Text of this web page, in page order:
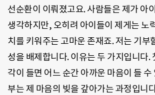
선순환이 이뤄졌고요. 사람들은 제가 아
생각하지만, 오히려 아이들이 제게는 노
치를 키워주는 고마운 존재죠. 저는 기부
성을 배제합니다. 이유는 두 가지입니다.
각이 들면 어느 순간 아까운 마음이 들 수
부는 제 마음의 빚을 갚아가는 과정입니